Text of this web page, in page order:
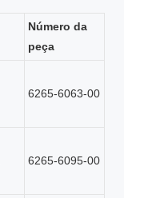
Número da
peça
6265-6063-00
6265-6095-00